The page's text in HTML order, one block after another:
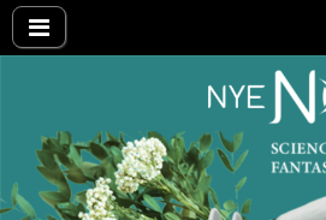
Nye NOVA